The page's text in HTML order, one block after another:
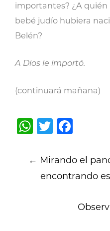
importantes? ¿A
bebé judío hubiera
Belén?
A Dios le importó.
(continuará mañana)
WhatsApp
Twitter
Post
navigation
← Mirando el
encontrando